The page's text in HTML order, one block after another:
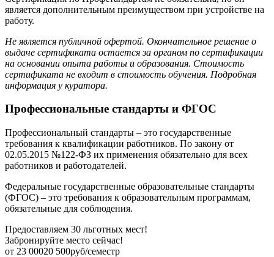
является дополнительным преимуществом при устройстве на
работу.
Не является публичной офертой. Окончательное решение о
выдаче сертификата остается за органом по сертификации
на основании опыта работы и образования. Стоимость
сертификата не входит в стоимость обучения. Подробная
информация у куратора.
Профессиональные стандарты и ФГОС
Профессиональный стандарты – это государственные
требования к квалификации работников. По закону от
02.05.2015 №122-ФЗ их применения обязательно для всех
работников и работодателей.
Федеральные государственные образовательные стандарты
(ФГОС) – это требования к образовательным программам,
обязательные для соблюдения.
Предоставляем 30 льготных мест!
Забронируйте место сейчас!
от 23 00020 500руб/семестр